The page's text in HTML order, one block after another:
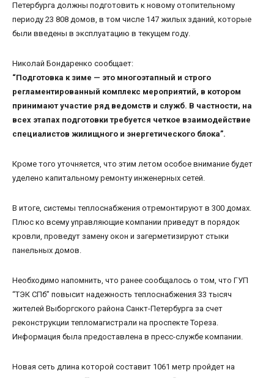
Петербурга должны подготовить к новому отопительному
периоду 23 808 домов, в том числе 147 жилых зданий, которые
были введены в эксплуатацию в текущем году.
Николай Бондаренко сообщает:
“Подготовка к зиме — это многоэтапный и строго
регламентированный комплекс мероприятий, в котором
принимают участие ряд ведомств и служб. В частности, на
всех этапах подготовки требуется четкое взаимодействие
специалистов жилищного и энергетического блока”.
Кроме того уточняется, что этим летом особое внимание будет
уделено капитальному ремонту инженерных сетей.
В итоге, системы теплоснабжения отремонтируют в 300 домах.
Плюс ко всему управляющие компании приведут в порядок
кровли, проведут замену окон и загерметизируют стыки
панельных домов.
Необходимо напомнить, что ранее сообщалось о том, что ГУП
“ТЭК СПб” повысит надежность теплоснабжения 33 тысяч
жителей Выборгского района Санкт-Петербурга за счет
реконструкции тепломагистрали на проспекте Тореза.
Информация была предоставлена в пресс-службе компании.
Новая сеть длина которой составит 1061 метр пройдет на